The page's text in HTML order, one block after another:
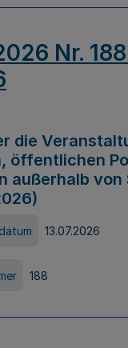
Nr.
die
öffentlichen
außerhalb von
13.07.2026
188